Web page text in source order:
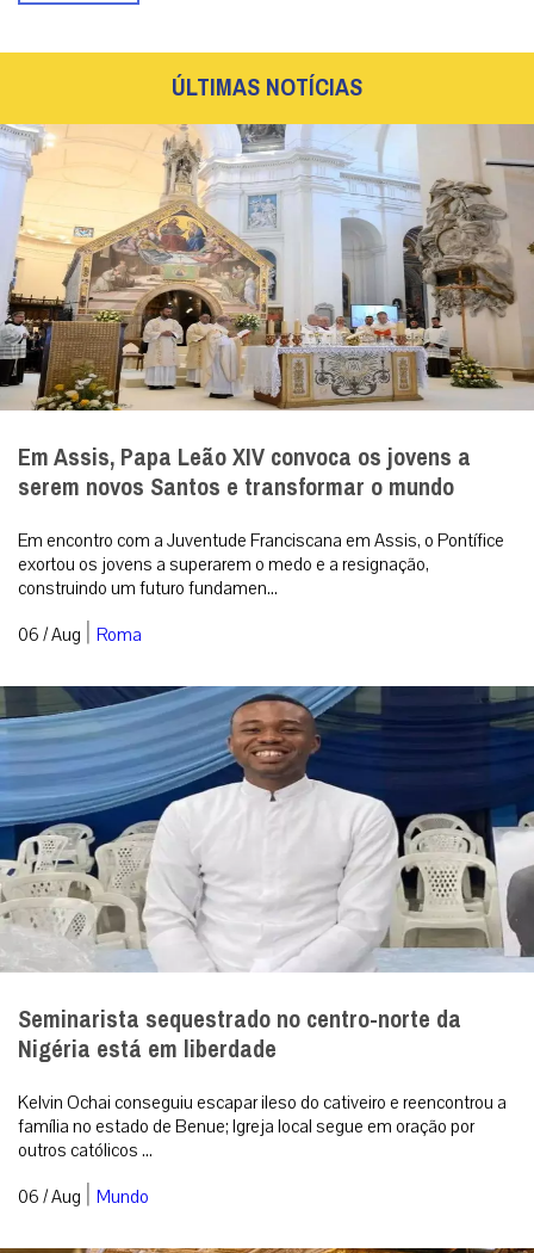
ÚLTIMAS NOTÍCIAS
Em Assis, Papa Leão XIV convoca os jovens a
serem novos Santos e transformar o mundo
Em encontro com a Juventude Franciscana em Assis, o Pontífice
exortou os jovens a superarem o medo e a resignação,
construindo um futuro fundamen...
06 / Aug | Roma
Seminarista sequestrado no centro-norte da
Nigéria está em liberdade
Kelvin Ochai conseguiu escapar ileso do cativeiro e reencontrou a
família no estado de Benue; Igreja local segue em oração por
outros católicos ...
06 / Aug | Mundo